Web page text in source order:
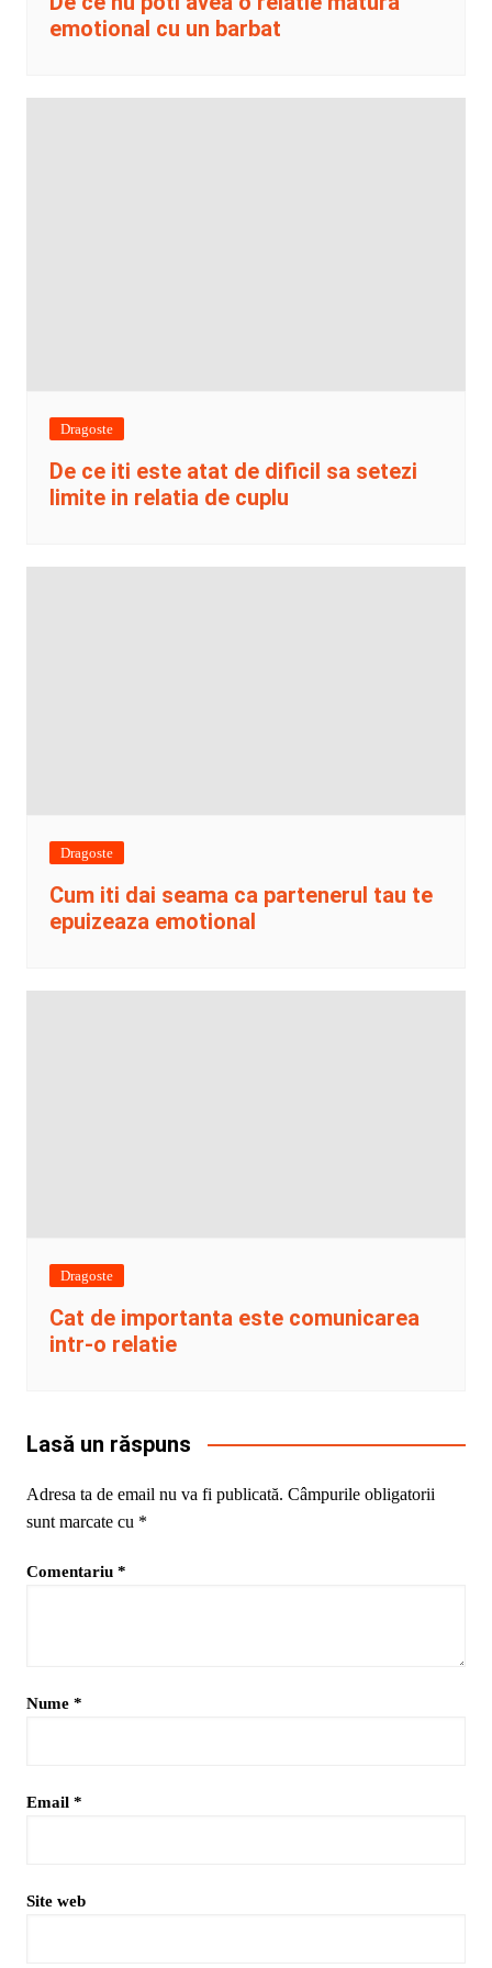
emotional cu un barbat
Dragoste
De ce iti este atat de dificil sa setezi
limite in relatia de cuplu
Dragoste
Cum iti dai seama ca partenerul tau te
epuizeaza emotional
Dragoste
Cat de importanta este comunicarea
intr-o relatie
Lasă un răspuns
Adresa ta de email nu va fi publicată. Câmpurile obligatorii
sunt marcate cu *
Comentariu *
Nume *
Email *
Site web